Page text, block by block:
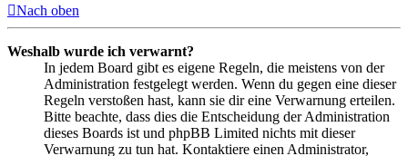
Nach oben
Weshalb wurde ich verwarnt?
In jedem Board gibt es eigene Regeln, die meistens von der
Administration festgelegt werden. Wenn du gegen eine dieser
Regeln verstoßen hast, kann sie dir eine Verwarnung erteilen.
Bitte beachte, dass dies die Entscheidung der Administration
dieses Boards ist und phpBB Limited nichts mit dieser
Verwarnung zu tun hat. Kontaktiere einen Administrator,